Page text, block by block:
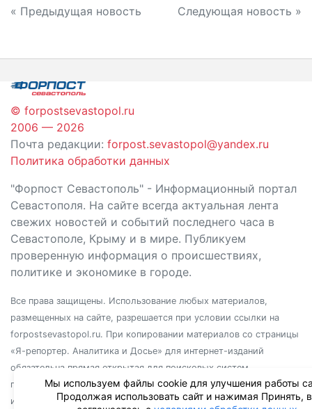
Навигация
записям
« Предыдущая новость Следующая новость »
© forpostsevastopol.ru
2006 — 2026
Почта редакции: forpost.sevastopol@yandex.ru
Политика обработки данных
"Форпост Севастополь" - Информационный портал
Севастополя. На сайте всегда актуальная лента
свежих новостей и событий последнего часа в
Севастополе, Крыму и в мире. Публикуем
проверенную информация о происшествиях,
политике и экономике в городе.
Все права защищены. Использование любых материалов,
размещенных на сайте, разрешается при условии ссылки на
forpostsevastopol.ru. При копировании материалов со страницы
«Я-репортер. Аналитика и Досье» для интернет-изданий
обязательна прямая открытая для поисковых систем
гиперссылка. Независимо от полного или частичного
использования материалов, ссылка должна быть размещена в
Мы используем файлы cookie для улучшения работы
Продолжая использовать сайт и нажимая Принять,